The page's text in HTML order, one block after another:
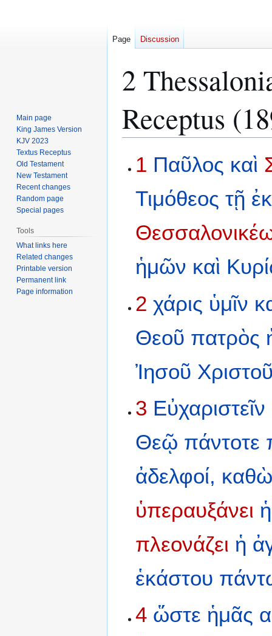
2
Receptus
toto
1 Παῦλος καὶ
Τιμόθεος τῇ
ἡμῶν καὶ
2 χάρις ὑμῖν
Θεοῦ πατρὸς
Ἰησοῦ
3 Εὐχαριστεῖν
Θεῷ πάντοτε
ἀδελφοί,
ὑπεραυξάνει ἡ
πλεονάζει ἡ
ἑκάστου
4 ὥστε ἡμᾶς
Page Discussion
Main page
King James Version
KJV 2023
Textus Receptus
Old Testament
New Testament
Recent changes
Random page
Special pages
Tools
What links here
Related changes
Printable version
Permanent link
Page information